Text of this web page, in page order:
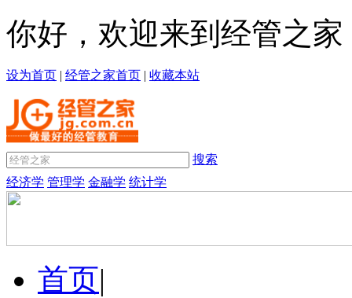
你好，欢迎来到经管之家
设为首页 | 经管之家首页 | 收藏本站
搜索
经济学 管理学 金融学 统计学
首页|